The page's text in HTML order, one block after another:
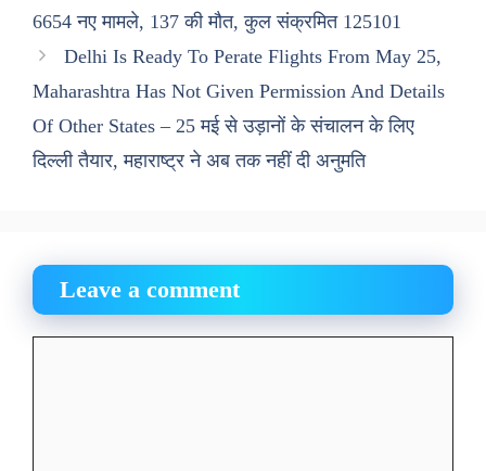
6654 नए मामले, 137 की मौत, कुल संक्रमित 125101
Delhi Is Ready To Perate Flights From May 25,
Maharashtra Has Not Given Permission And Details
Of Other States – 25 मई से उड़ानों के संचालन के लिए
दिल्ली तैयार, महाराष्ट्र ने अब तक नहीं दी अनुमति
Leave a comment